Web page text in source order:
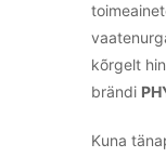
kõrgelt
brändi
Kuna